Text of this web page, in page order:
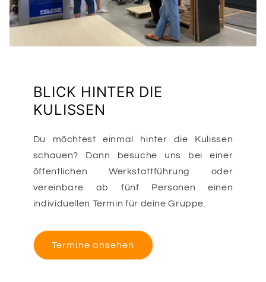
BLICK HINTER DIE
KULISSEN
Du möchtest einmal hinter die Kulissen
schauen? Dann besuche uns bei einer
öffentlichen Werkstattführung oder
vereinbare ab fünf Personen einen
individuellen Termin für deine Gruppe.
Termine ansehen